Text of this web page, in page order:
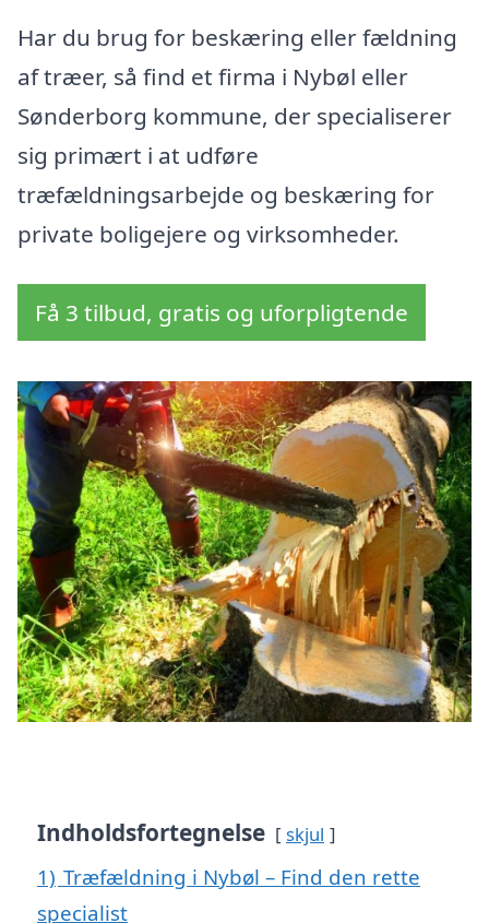
Har du brug for beskæring eller fældning
af træer, så find et firma i Nybøl eller
Sønderborg kommune, der specialiserer
sig primært i at udføre
træfældningsarbejde og beskæring for
private boligejere og virksomheder.
Få 3 tilbud, gratis og uforpligtende
Indholdsfortegnelse skjul
1) Træfældning i Nybøl – Find den rette
specialist